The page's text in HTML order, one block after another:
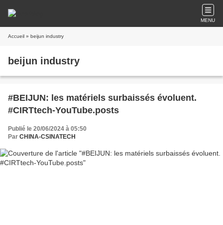
MENU
Accueil » beijun industry
beijun industry
#BEIJUN: les matériels surbaissés évoluent.
#CIRTtech-YouTube.posts
Publié le 20/06/2024 à 05:50
Par CHINA-CSINATECH